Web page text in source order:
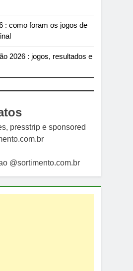
: como foram os jogos de
2026 : jogos, resultados e
presstrip e sponsored
@sortimento.com.br